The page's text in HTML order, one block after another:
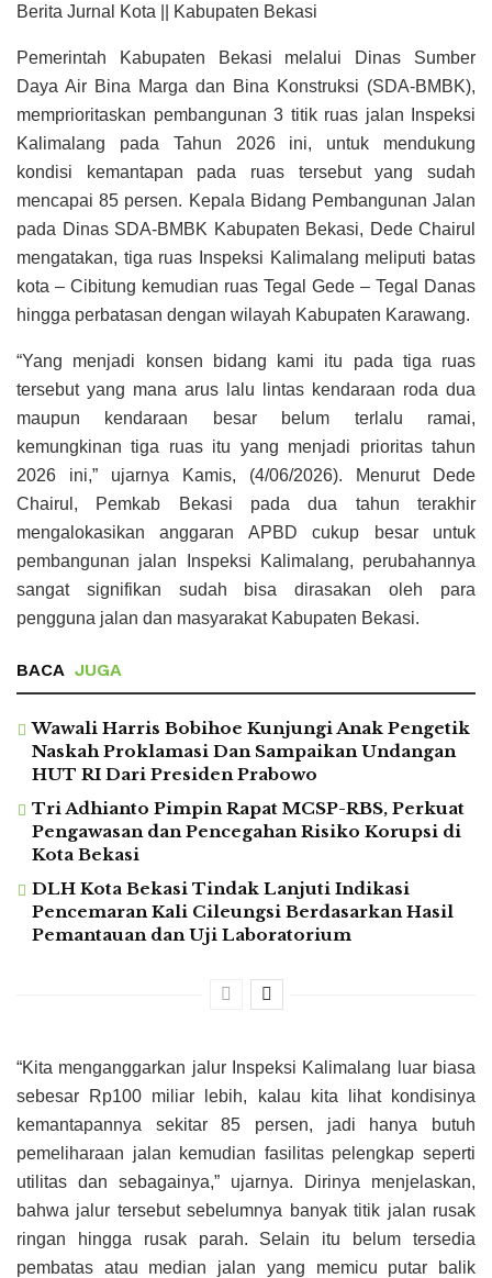
Berita Jurnal Kota || Kabupaten Bekasi
Pemerintah Kabupaten Bekasi melalui Dinas Sumber
Daya Air Bina Marga dan Bina Konstruksi (SDA-BMBK),
memprioritaskan pembangunan 3 titik ruas jalan Inspeksi
Kalimalang pada Tahun 2026 ini, untuk mendukung
kondisi kemantapan pada ruas tersebut yang sudah
mencapai 85 persen. Kepala Bidang Pembangunan Jalan
pada Dinas SDA-BMBK Kabupaten Bekasi, Dede Chairul
mengatakan, tiga ruas Inspeksi Kalimalang meliputi batas
kota – Cibitung kemudian ruas Tegal Gede – Tegal Danas
hingga perbatasan dengan wilayah Kabupaten Karawang.
“Yang menjadi konsen bidang kami itu pada tiga ruas
tersebut yang mana arus lalu lintas kendaraan roda dua
maupun kendaraan besar belum terlalu ramai,
kemungkinan tiga ruas itu yang menjadi prioritas tahun
2026 ini,” ujarnya Kamis, (4/06/2026). Menurut Dede
Chairul, Pemkab Bekasi pada dua tahun terakhir
mengalokasikan anggaran APBD cukup besar untuk
pembangunan jalan Inspeksi Kalimalang, perubahannya
sangat signifikan sudah bisa dirasakan oleh para
pengguna jalan dan masyarakat Kabupaten Bekasi.
BACA JUGA
Wawali Harris Bobihoe Kunjungi Anak Pengetik
Naskah Proklamasi Dan Sampaikan Undangan
HUT RI Dari Presiden Prabowo
Tri Adhianto Pimpin Rapat MCSP-RBS, Perkuat
Pengawasan dan Pencegahan Risiko Korupsi di
Kota Bekasi
DLH Kota Bekasi Tindak Lanjuti Indikasi
Pencemaran Kali Cileungsi Berdasarkan Hasil
Pemantauan dan Uji Laboratorium
“Kita menganggarkan jalur Inspeksi Kalimalang luar biasa
sebesar Rp100 miliar lebih, kalau kita lihat kondisinya
kemantapannya sekitar 85 persen, jadi hanya butuh
pemeliharaan jalan kemudian fasilitas pelengkap seperti
utilitas dan sebagainya,” ujarnya. Dirinya menjelaskan,
bahwa jalur tersebut sebelumnya banyak titik jalan rusak
ringan hingga rusak parah. Selain itu belum tersedia
pembatas atau median jalan yang memicu putar balik